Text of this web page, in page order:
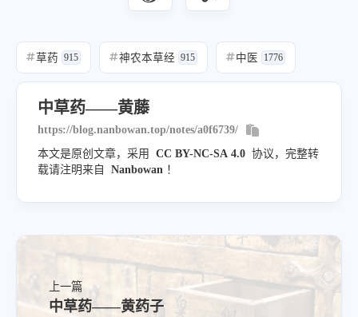
#草药 915 #神农本草经 915 #中医 1776
中草药——黄藤
https://blog.nanbowan.top/notes/a0f6739/
本文是原创文章，采用
CC BY-NC-SA 4.0 协议，完整转
载请注明来自
Nanbowan ！
上一篇
中草药——黄药子